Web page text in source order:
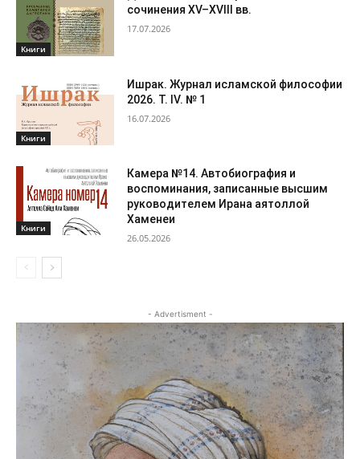
Книги
сочинения XV–XVIII вв.
17.07.2026
Книги
Ишрак. Журнал исламской философии
2026. Т. IV. № 1
16.07.2026
Книги
Камера №14. Автобиография и
воспоминания, записанные высшим
руководителем Ирана аятоллой
Хаменеи
26.05.2026
- Advertisment -